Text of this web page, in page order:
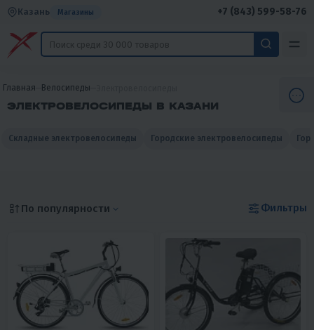
Казань Магазины +7 (843) 599-58-76
Главная Велосипеды
ЭЛЕКТРОВЕЛОСИПЕДЫ В КАЗАНИ
Складные электровелосипеды Городские электровелосипеды
По популярности Фильтры